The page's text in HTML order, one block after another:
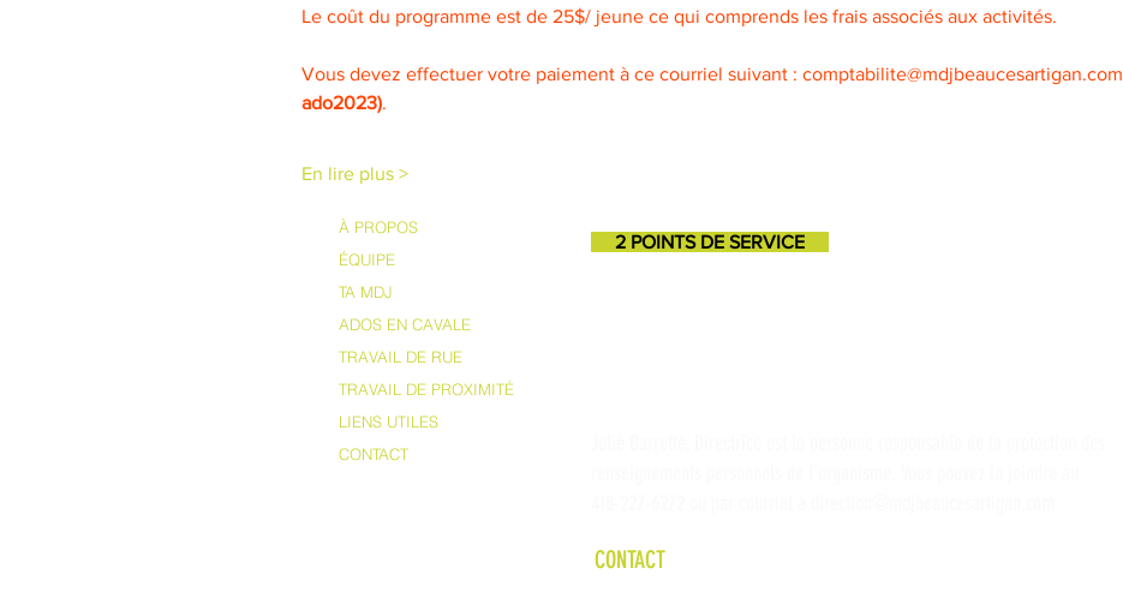
Le coût du programme est de 25$/ jeune ce qui comprends les frais associés aux activités.
Vous devez effectuer votre paiement à ce courriel suivant : comptabilite@mdjbeaucesartigan.com
ado2023).
En lire plus >
À PROPOS
ÉQUIPE
TA MDJ
ADOS EN CAVALE
TRAVAIL DE RUE
TRAVAIL DE PROXIMITÉ
LIENS UTILES
CONTACT
2 POINTS DE SERVICE
CONTACT